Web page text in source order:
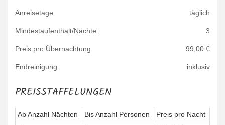
Anreisetage: täglich
Mindestaufenthalt/Nächte: 3
Preis pro Übernachtung: 99,00 €
Endreinigung: inklusiv
PREISSTAFFELUNGEN
Ab Anzahl Nächten Bis Anzahl Personen
Preis pro Nacht